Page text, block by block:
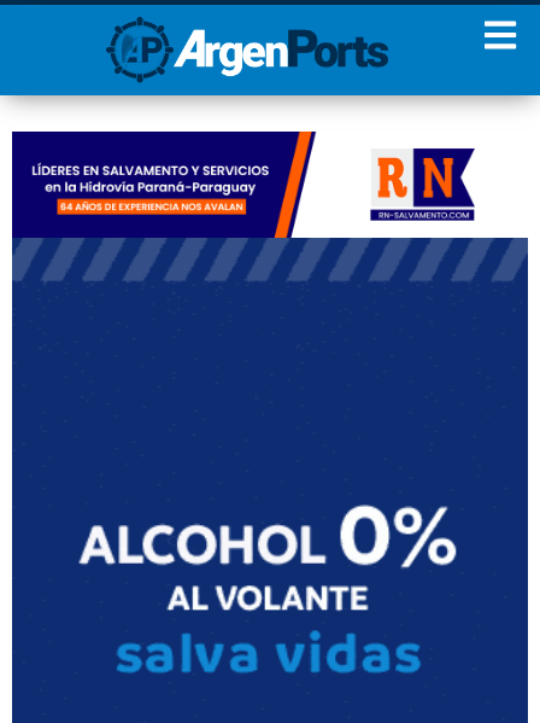
¡Sumate a nuestro
Newsletter!
Nombre Apellidos
Email